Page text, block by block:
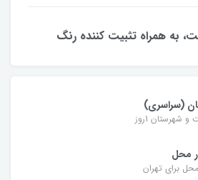
به همراه تثبیت کننده رنگ
(سراسری)
محل
برای تهران